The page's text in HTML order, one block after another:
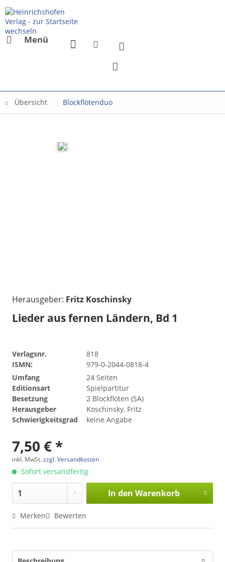
Menü
Übersicht Blockflötenduo
Herausgeber: Fritz Koschinsky
Lieder aus fernen Ländern, Bd 1
Verlagsnr.
818
ISMN:
979-0-2044-0818-4
Umfang
24 Seiten
Editionsart
Spielpartitur
Besetzung
2 Blockflöten (SA)
Herausgeber
Koschinsky, Fritz
Schwierigkeitsgrad
keine Angabe
7,50 € *
inkl. MwSt.zzgl. Versandkosten
Sofort versandfertig
In den Warenkorb
Merken Bewerten